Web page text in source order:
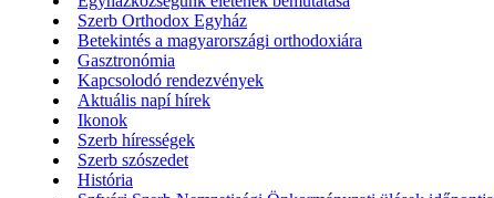
Szerb Orthodox Egyház
Betekintés a magyarországi orthodoxiára
Gasztronómia
Kapcsolodó rendezvények
Aktuális napí hírek
Ikonok
Szerb hírességek
Szerb szószedet
História